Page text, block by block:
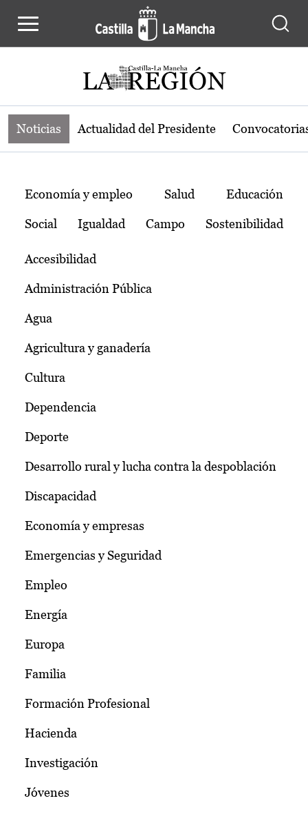
Noticias de la región de Castilla-La
Noticias Actualidad del Presidente
Temas
Economía y empleo Salud Educación
Social Igualdad Campo Sostenibilidad
Accesibilidad
Administración Pública
Agua
Agricultura y ganadería
Cultura
Dependencia
Deporte
Desarrollo rural y lucha contra la despoblación
Discapacidad
Economía y empresas
Emergencias y Seguridad
Empleo
Energía
Europa
Familia
Formación Profesional
Hacienda
Investigación
Jóvenes